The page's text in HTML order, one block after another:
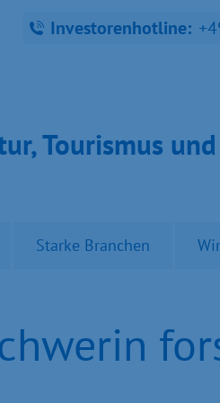
Investorenhotline:
Tou­ris­mus
Starke Branchen